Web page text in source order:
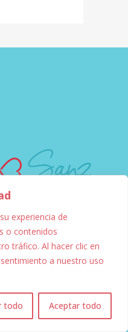
experiencia de
o contenidos
tráfico. Al hacer clic en
a nuestro uso
todo Aceptar todo
con una
de 27 años, que te
Con mi método,
con las técnicas
la energía positiva
dificultad mediante